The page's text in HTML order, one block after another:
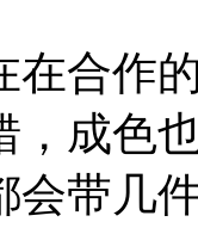
合作的
，成色
会带几